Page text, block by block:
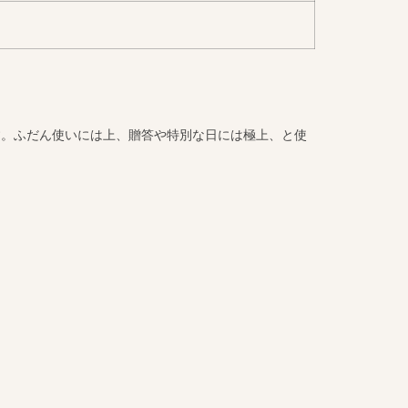
ふだん使いには上、贈答や特別な日には極上、と使